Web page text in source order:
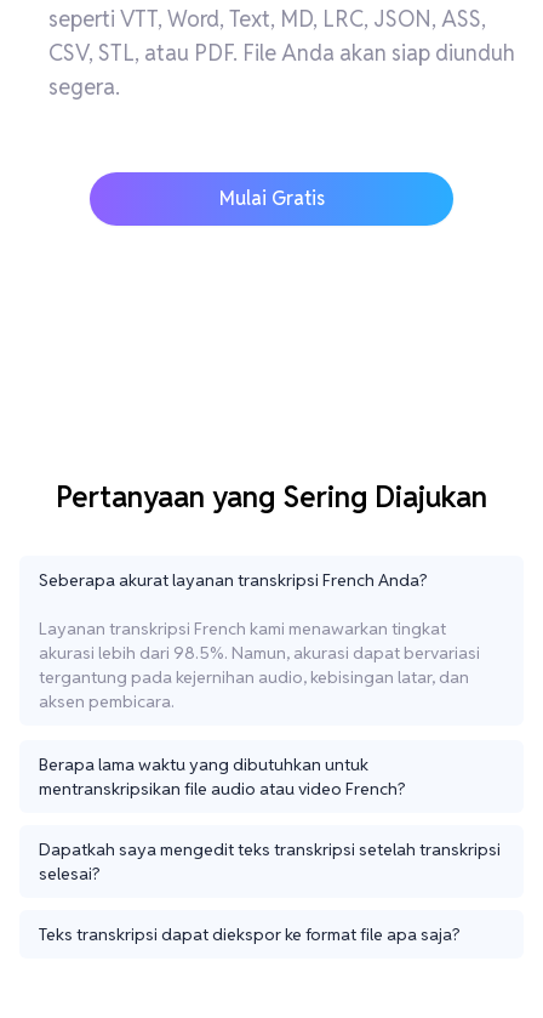
seperti VTT, Word, Text, MD, LRC, JSON, ASS,
CSV, STL, atau PDF. File Anda akan siap diunduh
segera.
Mulai Gratis
Pertanyaan yang Sering Diajukan
Seberapa akurat layanan transkripsi French Anda?
Layanan transkripsi French kami menawarkan tingkat
akurasi lebih dari 98.5%. Namun, akurasi dapat bervariasi
tergantung pada kejernihan audio, kebisingan latar, dan
aksen pembicara.
Berapa lama waktu yang dibutuhkan untuk
mentranskripsikan file audio atau video French?
Dapatkah saya mengedit teks transkripsi setelah transkripsi
selesai?
Teks transkripsi dapat diekspor ke format file apa saja?